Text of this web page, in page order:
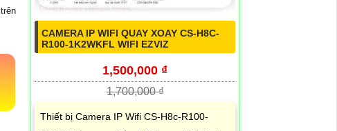
CAMERA IP WIFI QUAY XOAY CS-H8C-
R100-1K2WKFL WIFI EZVIZ
1,500,000 ₫
1,700,000 ₫
Thiết bị Camera IP Wifi CS-H8c-R100-